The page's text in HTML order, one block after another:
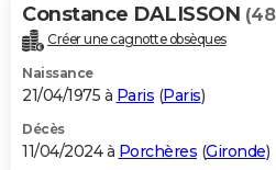
Carte de Noël
Carte Bonne année
Carte Saint-Valentin
Carte Pâques
Carte d'anniversaire
DICTIONNAIRE
Dictionnaire
Biographies
Citations
Expressions
Proverbes
PROGRAMME TV
S'inscrire
Se connecter
Lycées
Collèges
Primaires
Universités
Entreprises
Service militaire
Avis de recherche
AVIS DE DÉCÈS
Constance DALISSON
Créer une cagnotte obsèques
Naissance
21/04/1975 à Paris (Paris)
Décès
11/04/2024 à Porchères (Gironde)